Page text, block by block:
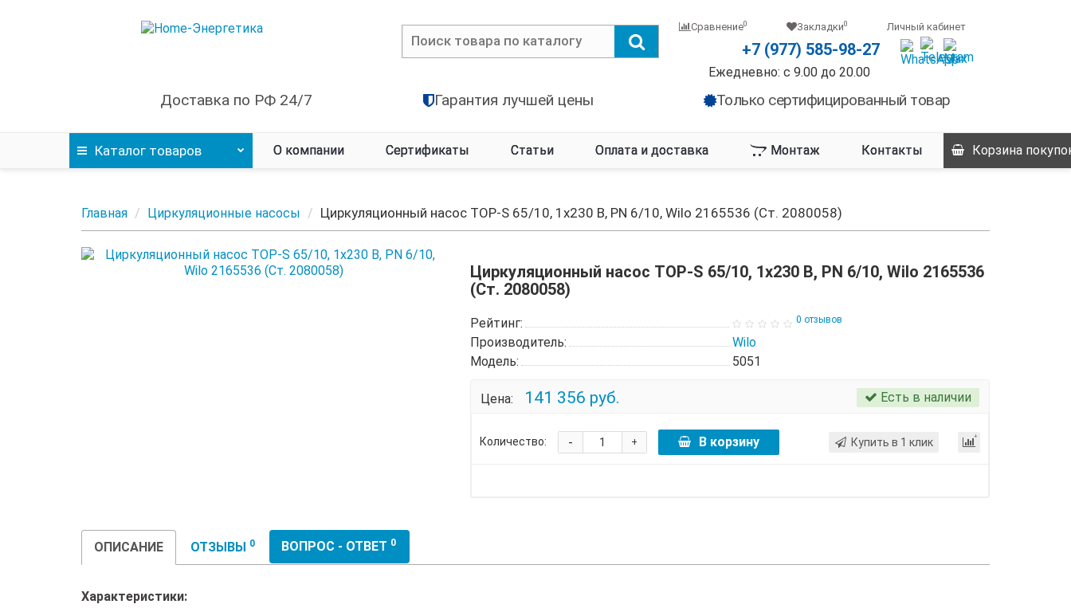
Сравнение0 Закладки0 Личный кабинет
+7 (977) 585-98-27
Ежедневно: с 9.00 до 20.00
Доставка по РФ 24/7 Гарантия лучшей цены Только сертифицированный товар
Каталог товаров О компании Сертификаты Статьи Оплата и доставка Монтаж Контакты Корзина
Главная Циркуляционные насосы Циркуляционный насос TOP-S 65/10, 1x230 B, PN 6/10, Wilo 2165536 (Ст. 2080058)
Циркуляционный насос TOP-S 65/10, 1x230 B, PN 6/10, Wilo 2165536
(Ст. 2080058)
Рейтинг: 0 отзывов
Производитель:
Wilo
Модель:
5051
Цена: 141 356 руб. Есть в наличии
Количество: +
- В корзину Купить в 1 клик
ОПИСАНИЕ ОТЗЫВЫ 0 ВОПРОС - ОТВЕТ 0
Характеристики: